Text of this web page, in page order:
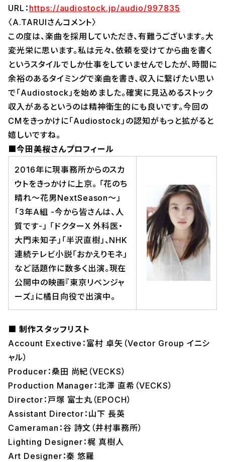
URL： https://audiostock.jp/audio/997835
〈A.TARUIさんコメント〉
この度は、楽曲を採用していただき、有難うございます。大
変光栄に思います。私は元々、依頼を受けてから曲を書く
というスタイルでしか仕事をしていませんでしたが、時間に
余裕のあるタイミングで楽曲を書き、収入に繋げたい思い
で「Audiostock」を始めました。確実に見込めるストック
収入があるというのは精神衛生的にも良いです。今回の
CMをきっかけに「Audiostock」の認知がもっと拡がると
嬉しいですね。
■今田美桜さんプロフィール
2016年に現事務所からのスカ
ウトをきっかけに上京。 「花のち
晴れ〜花男NextSeason〜」
「3年A組 -今から皆さんは、人
質です-」 「ドクターX 外科医・
大門未知子」「半沢直樹」、NHK
連続テレビ小説「おかえりモネ」
など話題作に数多く出演。現在
公開中の映画『東京リベンジャ
ーズ』に橘日向役で出演中。
■ 制作スタッフリスト
Account Exective：富村 卓矢（Vector Group イニシ
ャル）
Producer：桑⽥ 尚紀（VECKS）
Production Manager：北澤 直希（VECKS）
Director：戸塚 富士丸（EPOCH）
Assistant Director：山下 長英
Cameraman：谷 詩文（井村事務所）
Lighting Designer：梶 真樹人
Art Designer：秦 悠羅